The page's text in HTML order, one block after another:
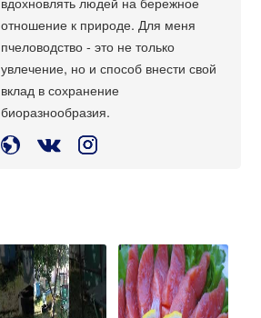
отношение к природе. Для меня
пчеловодство - это не только
увлечение, но и способ внести свой
вклад в сохранение
биоразнообразия.